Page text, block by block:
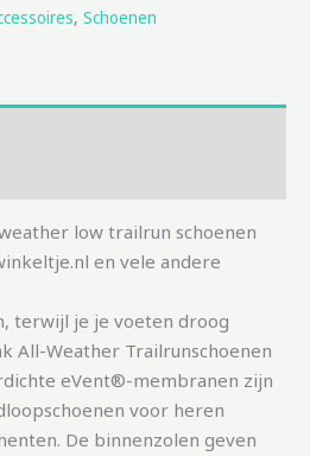
, Schoenen
low trailrun schoenen
en vele andere
terwijl je je voeten droog
All-Weather Trailrunschoenen
eVent®-membranen zijn
voor heren
De binnenzolen geven